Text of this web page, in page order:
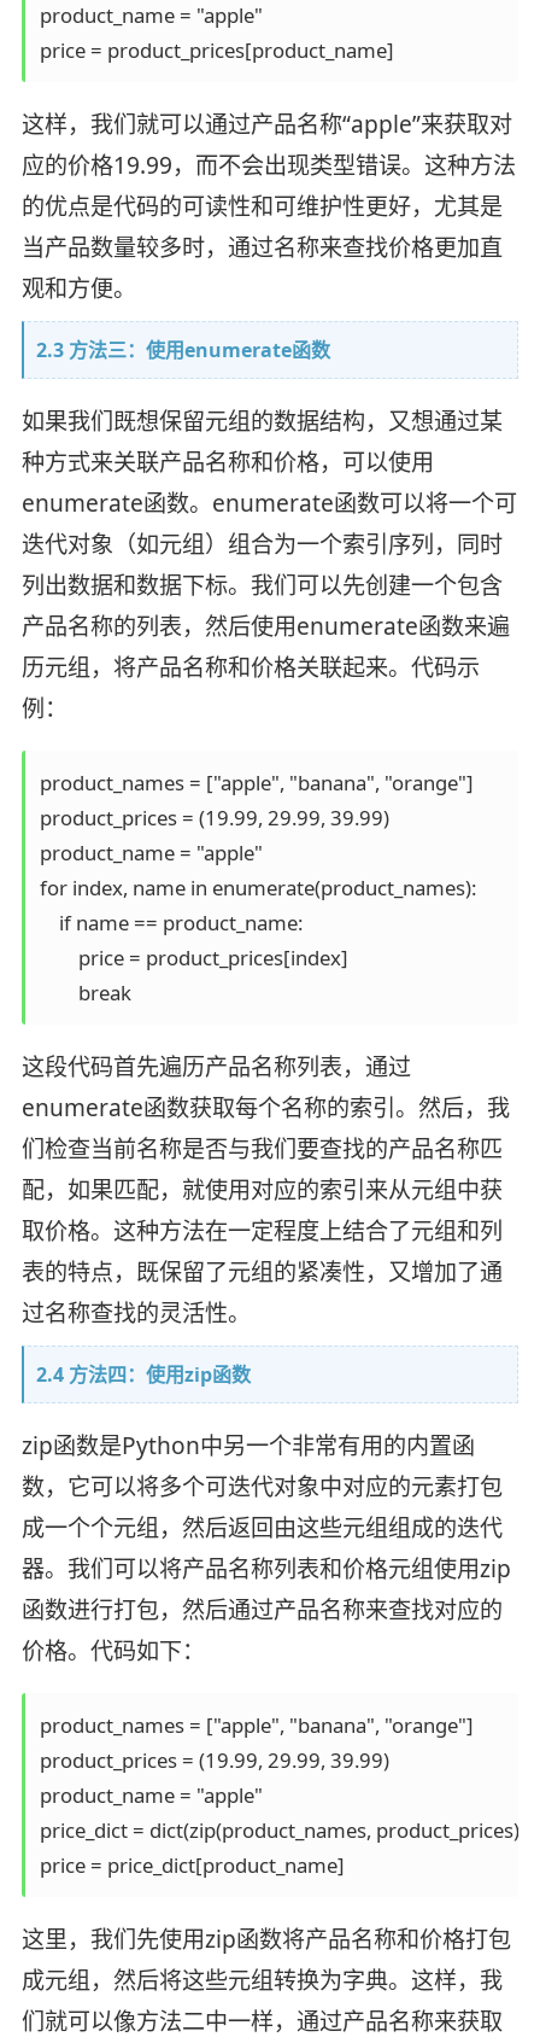
product_name = "apple"
这样，我们就可以通过产品名称“apple”来获取对
应的价格19.99，而不会出现类型错误。这种方法
的优点是代码的可读性和可维护性更好，尤其是
当产品数量较多时，通过名称来查找价格更加直
观和方便。
2.3 方法三：使用enumerate函数
如果我们既想保留元组的数据结构，又想通过某
种方式来关联产品名称和价格，可以使用
enumerate函数。enumerate函数可以将一个可
迭代对象（如元组）组合为一个索引序列，同时
列出数据和数据下标。我们可以先创建一个包含
产品名称的列表，然后使用enumerate函数来遍
历元组，将产品名称和价格关联起来。代码示
例：
product_names = ["apple", "banana", "orange"]
product_prices = (19.99, 29.99, 39.99)
product_name = "apple"
for index, name in enumerate(product_names):
    if name == product_name:
        price = product_prices[index]
        break
这段代码首先遍历产品名称列表，通过
enumerate函数获取每个名称的索引。然后，我
们检查当前名称是否与我们要查找的产品名称匹
配，如果匹配，就使用对应的索引来从元组中获
取价格。这种方法在一定程度上结合了元组和列
表的特点，既保留了元组的紧凑性，又增加了通
过名称查找的灵活性。
2.4 方法四：使用zip函数
zip函数是Python中另一个非常有用的内置函
数，它可以将多个可迭代对象中对应的元素打包
成一个个元组，然后返回由这些元组组成的迭代
器。我们可以将产品名称列表和价格元组使用zip
函数进行打包，然后通过产品名称来查找对应的
价格。代码如下：
product_names = ["apple", "banana", "orange"]
product_prices = (19.99, 29.99, 39.99)
product_name = "apple"
price_dict = dict(zip(product_names, product_prices))
这里，我们先使用zip函数将产品名称和价格打包
成元组，然后将这些元组转换为字典。这样，我
们就可以像方法二中一样，通过产品名称来获取